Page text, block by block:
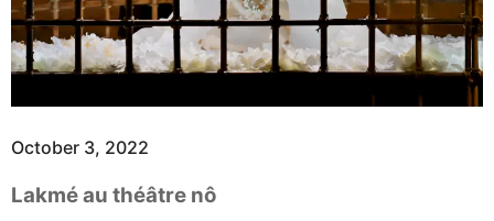
October 3, 2022
Lakmé au théâtre nô